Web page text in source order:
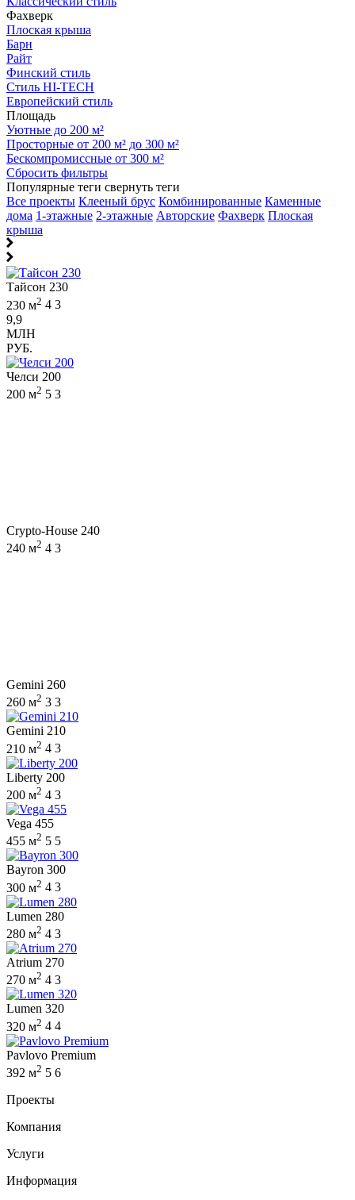
Фахверк
Плоская крыша
Барн
Райт
Финский стиль
Стиль HI-TECH
Европейский стиль
Площадь
Уютные до 200 м²
Просторные от 200 м² до 300 м²
Бескомпромиссные от 300 м²
Сбросить фильтры
Популярные теги свернуть теги
Все проекты Клееный брус Комбинированные Каменные
дома 1-этажные 2-этажные Авторские Фахверк Плоская
крыша
Тайсон 230
230 м2 4 3
9,9
МЛН
РУБ.
Челси 200
200 м2 5 3
Crypto-House 240
240 м2 4 3
Gemini 260
260 м2 3 3
Gemini 210
210 м2 4 3
Liberty 200
200 м2 4 3
Vega 455
455 м2 5 5
Bayron 300
300 м2 4 3
Lumen 280
280 м2 4 3
Atrium 270
270 м2 4 3
Lumen 320
320 м2 4 4
Pavlovo Premium
392 м2 5 6
Проекты
Компания
Услуги
Информация